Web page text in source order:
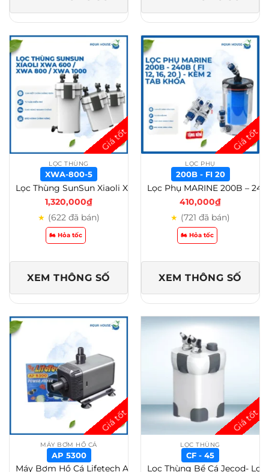
LỌC THÙNG
XWA-800-5
Lọc Thùng SunSun Xiaoli XWA 600 / XWA 800 / XWA 1000 Cao Cấp – Lọc Thùng Tích Hợp Lọc Váng Và Van Xả Đáy – XWA-800-5
1,320,000₫
★ (622 đã bán)
🏍️ Hỏa tốc
XEM THÔNG SỐ
LỌC PHỤ
200B - FI 20
410,000₫
★ (721 đã bán)
🏍️ Hỏa tốc
XEM THÔNG SỐ
MÁY BƠM HỒ CÁ
AP 5300
LỌC THÙNG
CF - 45